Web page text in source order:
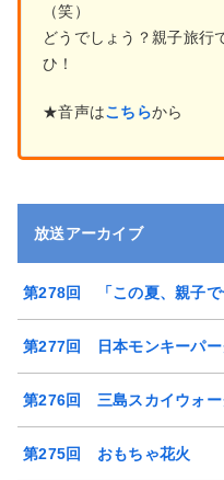
（笑）
どうでしょう？親子旅行
ひ！
★音声はこちらから
放送アーカイブ
第278回 「この夏、親子で
第277回 日本モンキーパー
第276回 三島スカイウォー
第275回 おもちゃ花火